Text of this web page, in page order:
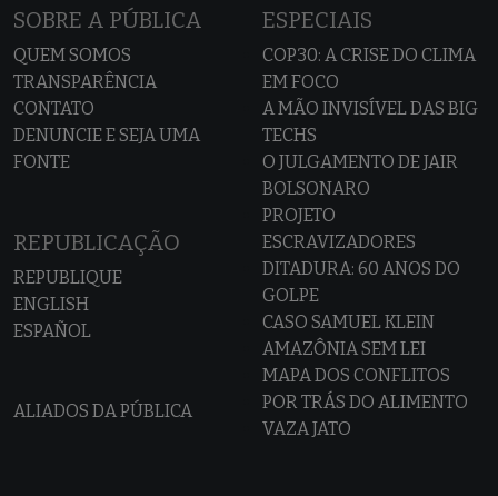
SOBRE A PÚBLICA
QUEM SOMOS
TRANSPARÊNCIA
CONTATO
DENUNCIE E SEJA UMA
FONTE
REPUBLICAÇÃO
REPUBLIQUE
ENGLISH
ESPAÑOL
ALIADOS DA PÚBLICA
ESPECIAIS
COP30: A CRISE DO CLIMA
EM FOCO
A MÃO INVISÍVEL DAS BIG
TECHS
O JULGAMENTO DE JAIR
BOLSONARO
PROJETO
ESCRAVIZADORES
DITADURA: 60 ANOS DO
GOLPE
CASO SAMUEL KLEIN
AMAZÔNIA SEM LEI
MAPA DOS CONFLITOS
POR TRÁS DO ALIMENTO
VAZA JATO